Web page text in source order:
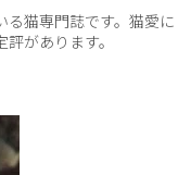
る猫専門誌です。猫愛に
があります。